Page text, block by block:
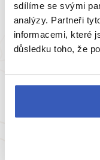
sdílíme se svými
analýzy. Partneři
informacemi, které
důsledku toho, že
95957 přečtení